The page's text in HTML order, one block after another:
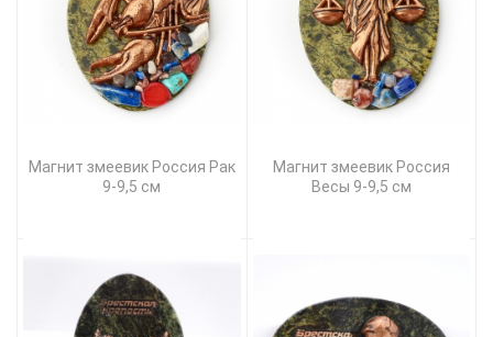
Магнит змеевик Россия Рак
9-9,5 см
Магнит змеевик Россия
Весы 9-9,5 см